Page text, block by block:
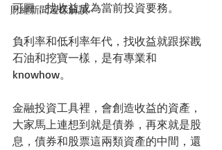
財經新聞這樣解讀
可圖，找收益成為當前投資要務。
負利率和低利率年代，找收益就跟探戡
石油和挖寶一樣，是有專業和
knowhow。
金融投資工具裡，會創造收益的資產，
大家馬上連想到就是債券，再來就是股
息，債券和股票這兩類資產的中間，還